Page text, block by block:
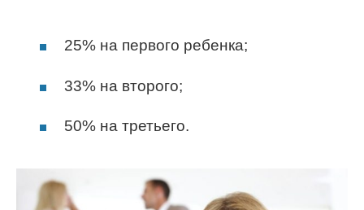
25% на первого ребенка;
33% на второго;
50% на третьего.